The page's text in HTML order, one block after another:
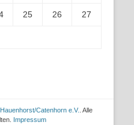
25 26 27
Catenhorn e.V. . Alle
Impressum